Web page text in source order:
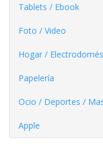
Tablets / Ebook
Foto / Video
Hogar /
Papelería
Ocio / Deportes /
Apple